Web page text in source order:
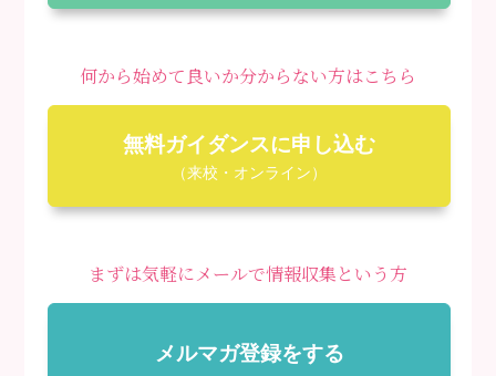
何から始めて良いか分からない方はこちら
無料ガイダンスに申し込む
（来校・オンライン）
まずは気軽にメールで情報収集という方
メルマガ登録をする